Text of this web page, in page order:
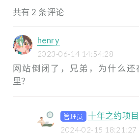
共有 2 条评论
henry
2023-06-14 14:54:28
网站倒闭了，兄弟，为什么还
里？
管理员 十年之约项
2024-02-15 18:21:27